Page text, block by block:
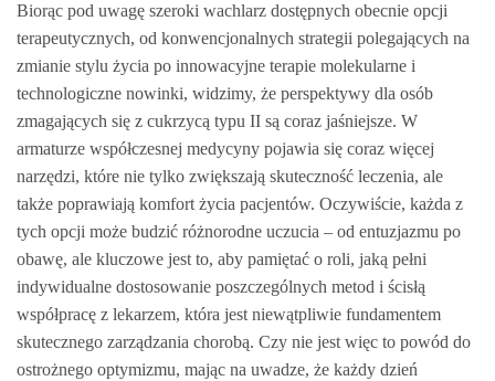
Biorąc pod uwagę szeroki wachlarz dostępnych obecnie opcji
terapeutycznych, od konwencjonalnych strategii polegających na
zmianie stylu życia po innowacyjne terapie molekularne i
technologiczne nowinki, widzimy, że perspektywy dla osób
zmagających się z cukrzycą typu II są coraz jaśniejsze. W
armaturze współczesnej medycyny pojawia się coraz więcej
narzędzi, które nie tylko zwiększają skuteczność leczenia, ale
także poprawiają komfort życia pacjentów. Oczywiście, każda z
tych opcji może budzić różnorodne uczucia – od entuzjazmu po
obawę, ale kluczowe jest to, aby pamiętać o roli, jaką pełni
indywidualne dostosowanie poszczególnych metod i ścisłą
współpracę z lekarzem, która jest niewątpliwie fundamentem
skutecznego zarządzania chorobą. Czy nie jest więc to powód do
ostrożnego optymizmu, mając na uwadze, że każdy dzień